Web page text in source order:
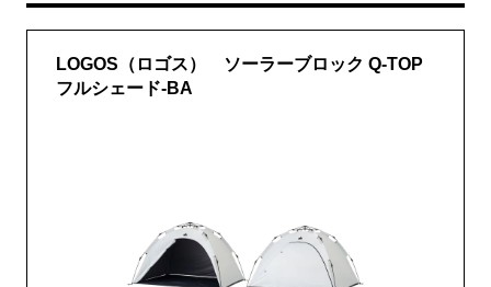
LOGOS（ロゴス） ソーラーブロック Q-TOP
フルシェード-BA